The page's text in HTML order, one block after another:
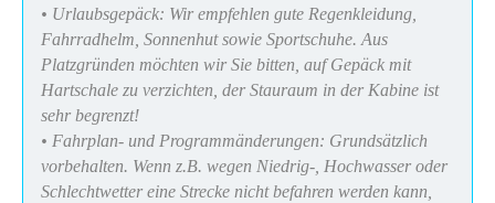
• Urlaubsgepäck: Wir empfehlen gute Regenkleidung,
Fahrradhelm, Sonnenhut sowie Sportschuhe. Aus
Platzgründen möchten wir Sie bitten, auf Gepäck mit
Hartschale zu verzichten, der Stauraum in der Kabine ist
sehr begrenzt!
• Fahrplan- und Programmänderungen: Grundsätzlich
vorbehalten. Wenn z.B. wegen Niedrig-, Hochwasser oder
Schlechtwetter eine Strecke nicht befahren werden kann,